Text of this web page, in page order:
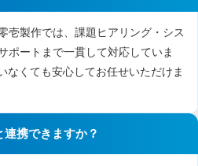
壱製作では、課題ヒアリング・シス
ポートまで一貫して対応していま
なくても安心してお任せいただけま
連携できますか？